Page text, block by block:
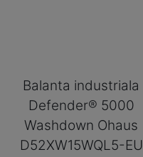
Balanta industriala
Defender® 5000
Washdown Ohaus
D52XW15WQL5-EU